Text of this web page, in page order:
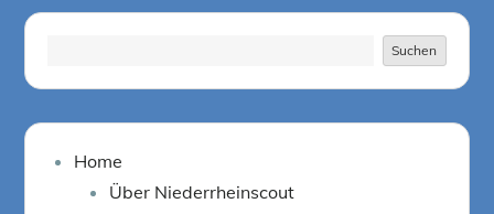
Suchen
Home
Über Niederrheinscout